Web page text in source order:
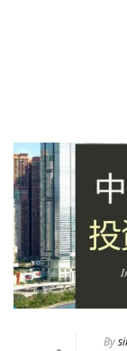
By